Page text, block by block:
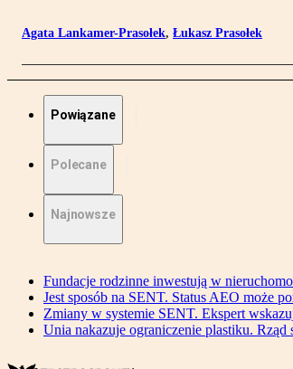
Agata Lankamer-Prasołek, Łukasz Prasołek
Powiązane
Polecane
Najnowsze
Fundacje rodzinne inwestują w
Jest sposób na SENT. Status AEO może
Zmiany w systemie SENT. Ekspert
Unia nakazuje ograniczenie plastiku.